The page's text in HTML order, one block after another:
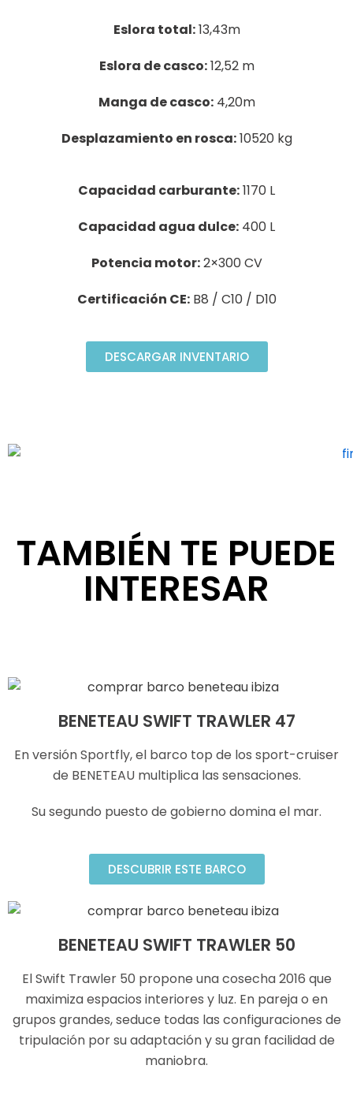
Eslora total:13,43m
Eslora de casco:12,52 m
Manga de casco:4,20m
Desplazamiento en rosca:10520 kg
Capacidad carburante:1170 L
Capacidad agua dulce: 400 L
Potencia motor:2×300 CV
Certificación CE:B8 / C10 / D10
DESCARGAR INVENTARIO
TAMBIÉN TE PUEDE
INTERESAR
BENETEAU SWIFT TRAWLER 47
En versión Sportfly, el barco top de los sport-cruiser
de BENETEAU multiplica las sensaciones.
Su segundo puesto de gobierno domina el mar.
DESCUBRIR ESTE BARCO
BENETEAU SWIFT TRAWLER 50
El Swift Trawler 50 propone una cosecha 2016 que
maximiza espacios interiores y luz. En pareja o en
grupos grandes, seduce todas las configuraciones de
tripulación por su adaptación y su gran facilidad de
maniobra.